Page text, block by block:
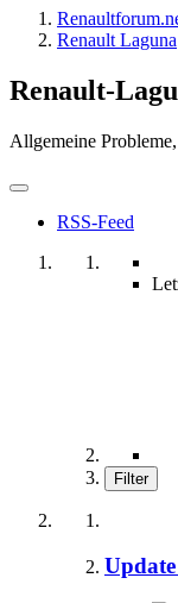
Renault Laguna
Renault-
Allgemeine
RSS-Feed
Filter